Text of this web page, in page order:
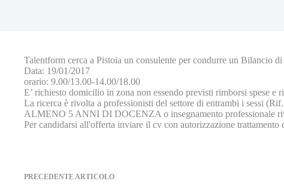
Talentform cerca a Pistoia un consulente per condurre un Bilancio
Data: 19/01/2017
orario: 9.00/13.00-14.00/18.00
E’ richiesto domicilio in zona non essendo previsti rimborsi spese e
La ricerca è rivolta a professionisti del settore di entrambi i sessi
ALMENO 5 ANNI DI DOCENZA o insegnamento professionale
Per candidarsi all'offerta inviare il cv con autorizzazione
PRECEDENTEARTICOLO